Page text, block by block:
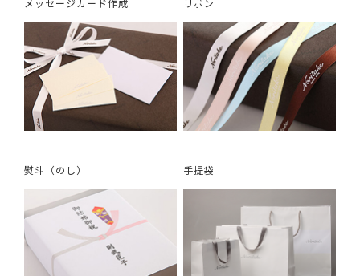
熨斗（のし） 手提袋